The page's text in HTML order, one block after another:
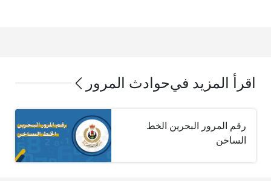
اقرأ المزيد فيحوادث المرور
رقم المرور البحرين الخط
الساخن